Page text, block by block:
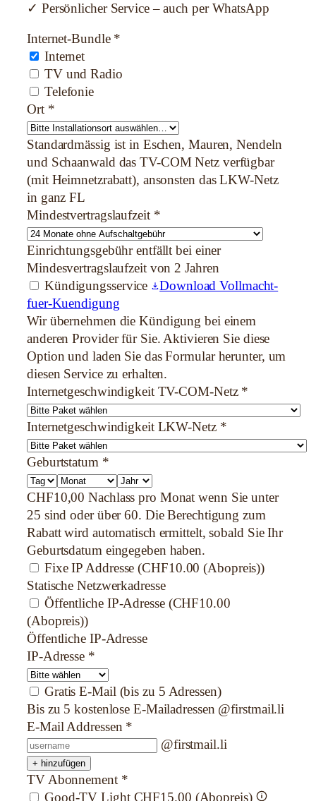
✓ Persönlicher Service – auch per WhatsApp
Internet-Bundle *
Internet
TV und Radio
Telefonie
Ort *
Standardmässig ist in Eschen, Mauren, Nendeln
und Schaanwald das TV-COM Netz verfügbar
(mit Heimnetzrabatt), ansonsten das LKW-Netz
in ganz FL
Mindestvertragslaufzeit *
Einrichtungsgebühr entfällt bei einer
Mindesvertragslaufzeit von 2 Jahren
Kündigungsservice
Download Vollmacht-
fuer-Kuendigung
Wir übernehmen die Kündigung bei einem
anderen Provider für Sie. Aktivieren Sie diese
Option und laden Sie das Formular herunter, um
diesen Service zu erhalten.
Internetgeschwindigkeit TV-COM-Netz *
Internetgeschwindigkeit LKW-Netz *
Geburtstatum *
CHF10,00 Nachlass pro Monat wenn Sie unter
25 sind oder über 60. Die Berechtigung zum
Rabatt wird automatisch ermittelt, sobald Sie Ihr
Geburtsdatum eingegeben haben.
Fixe IP Addresse (CHF10.00 (Abopreis))
Statische Netzwerkadresse
Öffentliche IP-Adresse (CHF10.00
(Abopreis))
Öffentliche IP-Adresse
IP-Adresse *
Gratis E-Mail (bis zu 5 Adressen)
Bis zu 5 kostenlose E-Mailadressen @firstmail.li
E-Mail Addressen *
@firstmail.li
+ hinzufügen
TV Abonnement *
Good-TV Light CHF15.00 (Abopreis)